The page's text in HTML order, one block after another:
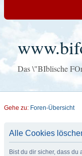
Das \"BIblische
Gehe zu: Foren-Übersicht
Alle Cookies
Bist du dir sicher, dass